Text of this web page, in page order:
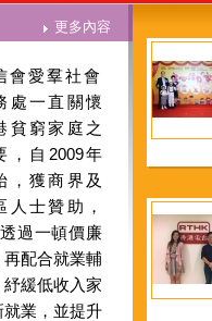
更多內容
會愛羣社會
處一直關懷
貧窮家庭之
，自2009年
，獲商界及
人士贊助，
過一頓價廉
配合就業輔
緩低收入家
業，並提升